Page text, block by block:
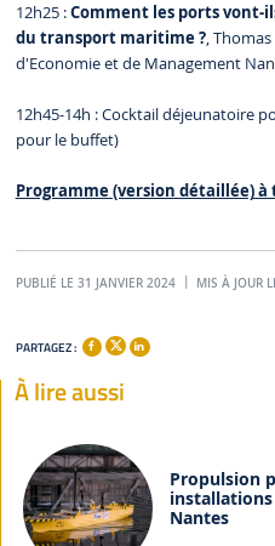
12h25 :Comment les ports vont-
du transport maritime ?, Thomas
d'Economie et de Management
12h45-14h : Cocktail déjeunatoire
pour le buffet)
Programme (version détaillée)
PUBLIÉ LE 31 JANVIER 2024 MIS À JOUR
PARTAGEZ :
À lire aussi
Propulsion
Nantes